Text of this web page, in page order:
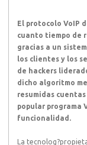
El protocolo VoIP
cuanto tiempo de
gracias a un
los clientes y los
de hackers
dicho algoritmo
resumidas
popular programa
funcionalidad.
La